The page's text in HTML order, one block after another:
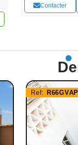
Contacter
Ref: